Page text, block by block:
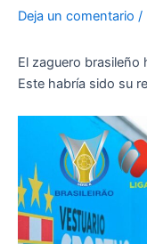
Deja un comentario /
El zaguero brasileño
Este habría sido su